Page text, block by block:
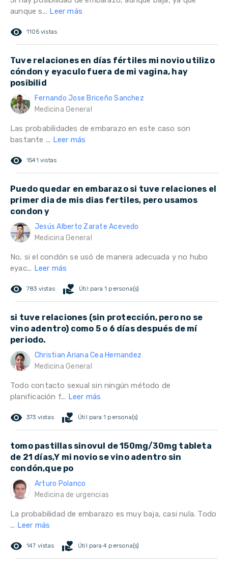
aunque s... Leer más
remove_red_eye 1105 vistas
Tuve relaciones en días fértiles mi novio utilizo
cóndon y eyaculo fuera de mi vagina, hay
posibilid
Fernando Jose Briceño Sanchez
Medicina General
Las probabilidades de embarazo en este caso son
bastante ... Leer más
remove_red_eye 1541 vistas
Puedo quedar en embarazo si tuve relaciones el
primer dia de mis dias fertiles, pero usamos
condon y
Jesús Alberto Zarate Acevedo
Medicina General
No, si el condón se usó de manera adecuada y no hubo
eyac... Leer más
remove_red_eye 783 vistas volunteer_activism Útil para 1 persona(s)
si tuve relaciones (sin protección, pero no se
vino adentro) como 5 o 6 días después de mí
periodo.
Christian Ariana Cea Hernandez
Medicina General
Todo contacto sexual sin ningún método de
planificación f... Leer más
remove_red_eye 373 vistas volunteer_activism Útil para 1 persona(s)
tomo pastillas sinovul de 150mg/30mg tableta
de 21 días,Y mi novio se vino adentro sin
condón,que po
Arturo Polanco
Medicina de urgencias
La probabilidad de embarazo es muy baja, casi nula. Todo
... Leer más
remove_red_eye 147 vistas volunteer_activism Útil para 4 persona(s)